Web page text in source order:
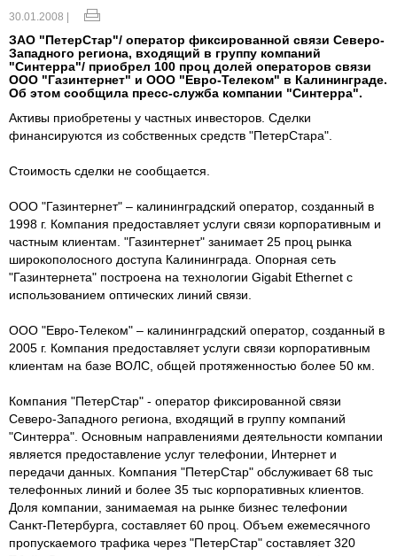
30.01.2008 |
ЗАО "ПетерСтар"/ оператор фиксированной связи Северо-
Западного региона, входящий в группу компаний
"Синтерра"/ приобрел 100 проц долей операторов связи
ООО "Газинтернет" и ООО "Евро-Телеком" в Калининграде.
Об этом сообщила пресс-служба компании "Синтерра".
Активы приобретены у частных инвесторов. Сделки
финансируются из собственных средств "ПетерСтара".
Стоимость сделки не сообщается.
ООО "Газинтернет" – калининградский оператор, созданный в
1998 г. Компания предоставляет услуги связи корпоративным и
частным клиентам. "Газинтернет" занимает 25 проц рынка
широкополосного доступа Калининграда. Опорная сеть
"Газинтернета" построена на технологии Gigabit Ethernet с
использованием оптических линий связи.
ООО "Евро-Телеком" – калининградский оператор, созданный в
2005 г. Компания предоставляет услуги связи корпоративным
клиентам на базе ВОЛС, общей протяженностью более 50 км.
Компания "ПетерСтар" - оператор фиксированной связи
Северо-Западного региона, входящий в группу компаний
"Синтерра". Основным направлениями деятельности компании
является предоставление услуг телефонии, Интернет и
передачи данных. Компания "ПетерСтар" обслуживает 68 тыс
телефонных линий и более 35 тыс корпоративных клиентов.
Доля компании, занимаемая на рынке бизнес телефонии
Санкт-Петербурга, составляет 60 проц. Объем ежемесячного
пропускаемого трафика через "ПетерСтар" составляет 320